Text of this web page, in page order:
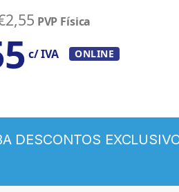
2,55 PVP Física
c/ IVA ONLINE
DESCONTOS